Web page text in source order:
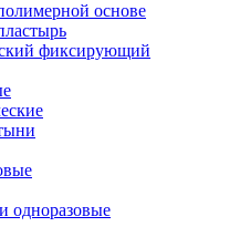
основе
фиксирующий
одноразовые